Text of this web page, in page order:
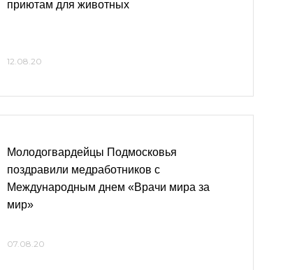
приютам для животных
12.08.20
Молодогвардейцы Подмосковья
поздравили медработников с
Международным днем «Врачи мира за
мир»
07.08.20